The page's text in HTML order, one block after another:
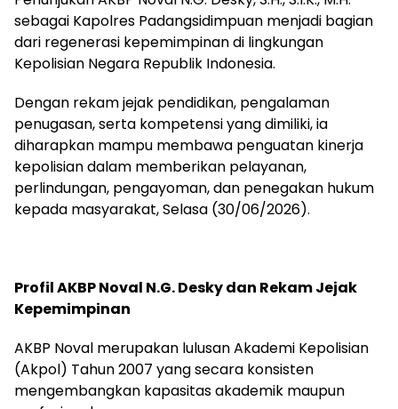
sebagai Kapolres Padangsidimpuan menjadi bagian
dari regenerasi kepemimpinan di lingkungan
Kepolisian Negara Republik Indonesia.
Dengan rekam jejak pendidikan, pengalaman
penugasan, serta kompetensi yang dimiliki, ia
diharapkan mampu membawa penguatan kinerja
kepolisian dalam memberikan pelayanan,
perlindungan, pengayoman, dan penegakan hukum
kepada masyarakat, Selasa (30/06/2026).
Profil AKBP Noval N.G. Desky dan Rekam Jejak
Kepemimpinan
AKBP Noval merupakan lulusan Akademi Kepolisian
(Akpol) Tahun 2007 yang secara konsisten
mengembangkan kapasitas akademik maupun